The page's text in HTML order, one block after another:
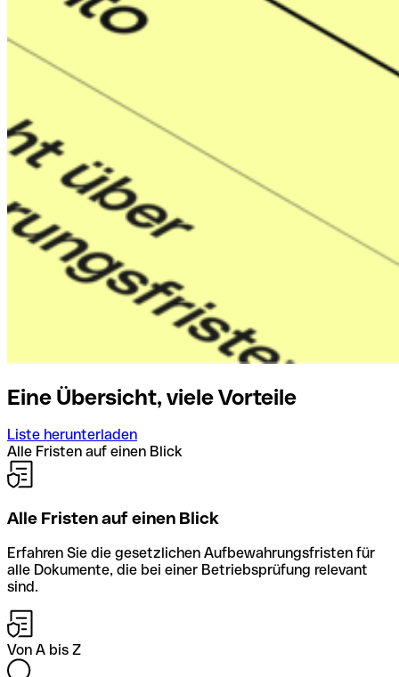
Eine Übersicht, viele Vorteile
Liste herunterladen
Alle Fristen auf einen Blick
Alle Fristen auf einen Blick
Erfahren Sie die gesetzlichen Aufbewahrungsfristen für
alle Dokumente, die bei einer Betriebsprüfung relevant
sind.
Von A bis Z